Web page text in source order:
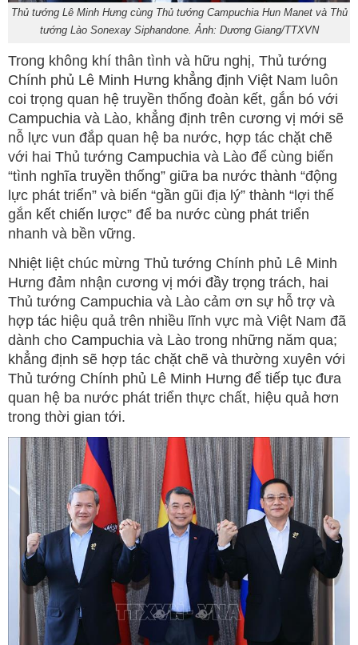
Thủ tướng Lê Minh Hưng cùng Thủ tướng Campuchia Hun Manet và Thủ
tướng Lào Sonexay Siphandone. Ảnh: Dương Giang/TTXVN
Trong không khí thân tình và hữu nghị, Thủ tướng
Chính phủ Lê Minh Hưng khẳng định Việt Nam luôn
coi trọng quan hệ truyền thống đoàn kết, gắn bó với
Campuchia và Lào, khẳng định trên cương vị mới sẽ
nỗ lực vun đắp quan hệ ba nước, hợp tác chặt chẽ
với hai Thủ tướng Campuchia và Lào để cùng biến
“tình nghĩa truyền thống” giữa ba nước thành “động
lực phát triển” và biến “gần gũi địa lý” thành “lợi thế
gắn kết chiến lược” để ba nước cùng phát triển
nhanh và bền vững.
Nhiệt liệt chúc mừng Thủ tướng Chính phủ Lê Minh
Hưng đảm nhận cương vị mới đầy trọng trách, hai
Thủ tướng Campuchia và Lào cảm ơn sự hỗ trợ và
hợp tác hiệu quả trên nhiều lĩnh vực mà Việt Nam đã
dành cho Campuchia và Lào trong những năm qua;
khẳng định sẽ hợp tác chặt chẽ và thường xuyên với
Thủ tướng Chính phủ Lê Minh Hưng để tiếp tục đưa
quan hệ ba nước phát triển thực chất, hiệu quả hơn
trong thời gian tới.